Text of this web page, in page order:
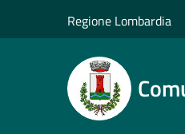
Regione Lombardia